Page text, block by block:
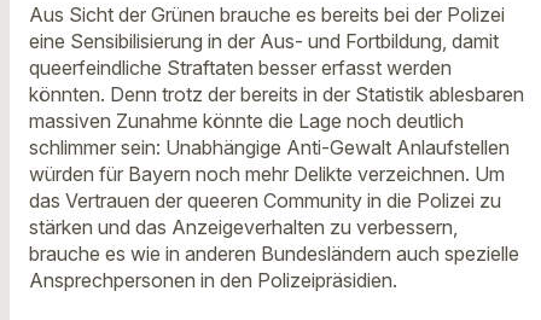
Aus Sicht der Grünen brauche es bereits bei der Polizei
eine Sensibilisierung in der Aus- und Fortbildung, damit
queerfeindliche Straftaten besser erfasst werden
könnten. Denn trotz der bereits in der Statistik ablesbaren
massiven Zunahme könnte die Lage noch deutlich
schlimmer sein: Unabhängige Anti-Gewalt Anlaufstellen
würden für Bayern noch mehr Delikte verzeichnen. Um
das Vertrauen der queeren Community in die Polizei zu
stärken und das Anzeigeverhalten zu verbessern,
brauche es wie in anderen Bundesländern auch spezielle
Ansprechpersonen in den Polizeipräsidien.